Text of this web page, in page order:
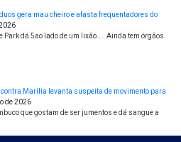
gera mau cheiro e afasta frequentadores do
Park dá 5ao lado de um lixão.... Ainda tem órgãos
contra Marília levanta suspeita de movimento para
de 2026
que gostam de ser jumentos e dá sangue a